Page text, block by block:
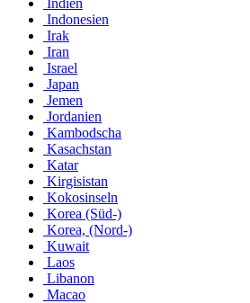
Indien
Indonesien
Irak
Iran
Israel
Japan
Jemen
Jordanien
Kambodscha
Kasachstan
Katar
Kirgisistan
Kokosinseln
Korea (Süd-)
Korea, (Nord-)
Kuwait
Laos
Libanon
Macao